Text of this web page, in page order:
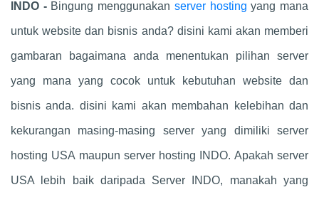
INDO - Bingung menggunakan server hosting yang mana
untuk website dan bisnis anda? disini kami akan memberi
gambaran bagaimana anda menentukan pilihan server
yang mana yang cocok untuk kebutuhan website dan
bisnis anda. disini kami akan membahan kelebihan dan
kekurangan masing-masing server yang dimiliki server
hosting USA maupun server hosting INDO. Apakah server
USA lebih baik daripada Server INDO, manakah yang